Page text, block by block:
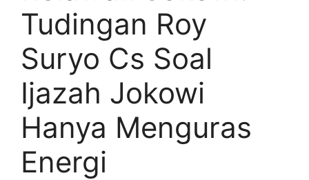
Tudingan Roy
Suryo Cs Soal
Ijazah Jokowi
Hanya Menguras
Energi